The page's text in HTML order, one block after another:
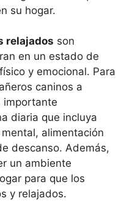
su hogar.
relajados son
en un estado de
y emocional. Para
caninos a
importante
diaria que incluya
alimentación
descanso. Además,
un ambiente
para que los
y relajados.